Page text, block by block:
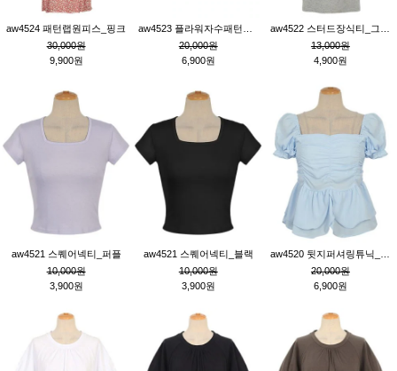
aw4524 패턴랩원피스_핑크
30,000원
9,900원
20,000원
6,900원
13,000원
4,900원
aw4521 스퀘어넥티_퍼플
10,000원
3,900원
aw4521 스퀘어넥티_블랙
10,000원
3,900원
20,000원
6,900원